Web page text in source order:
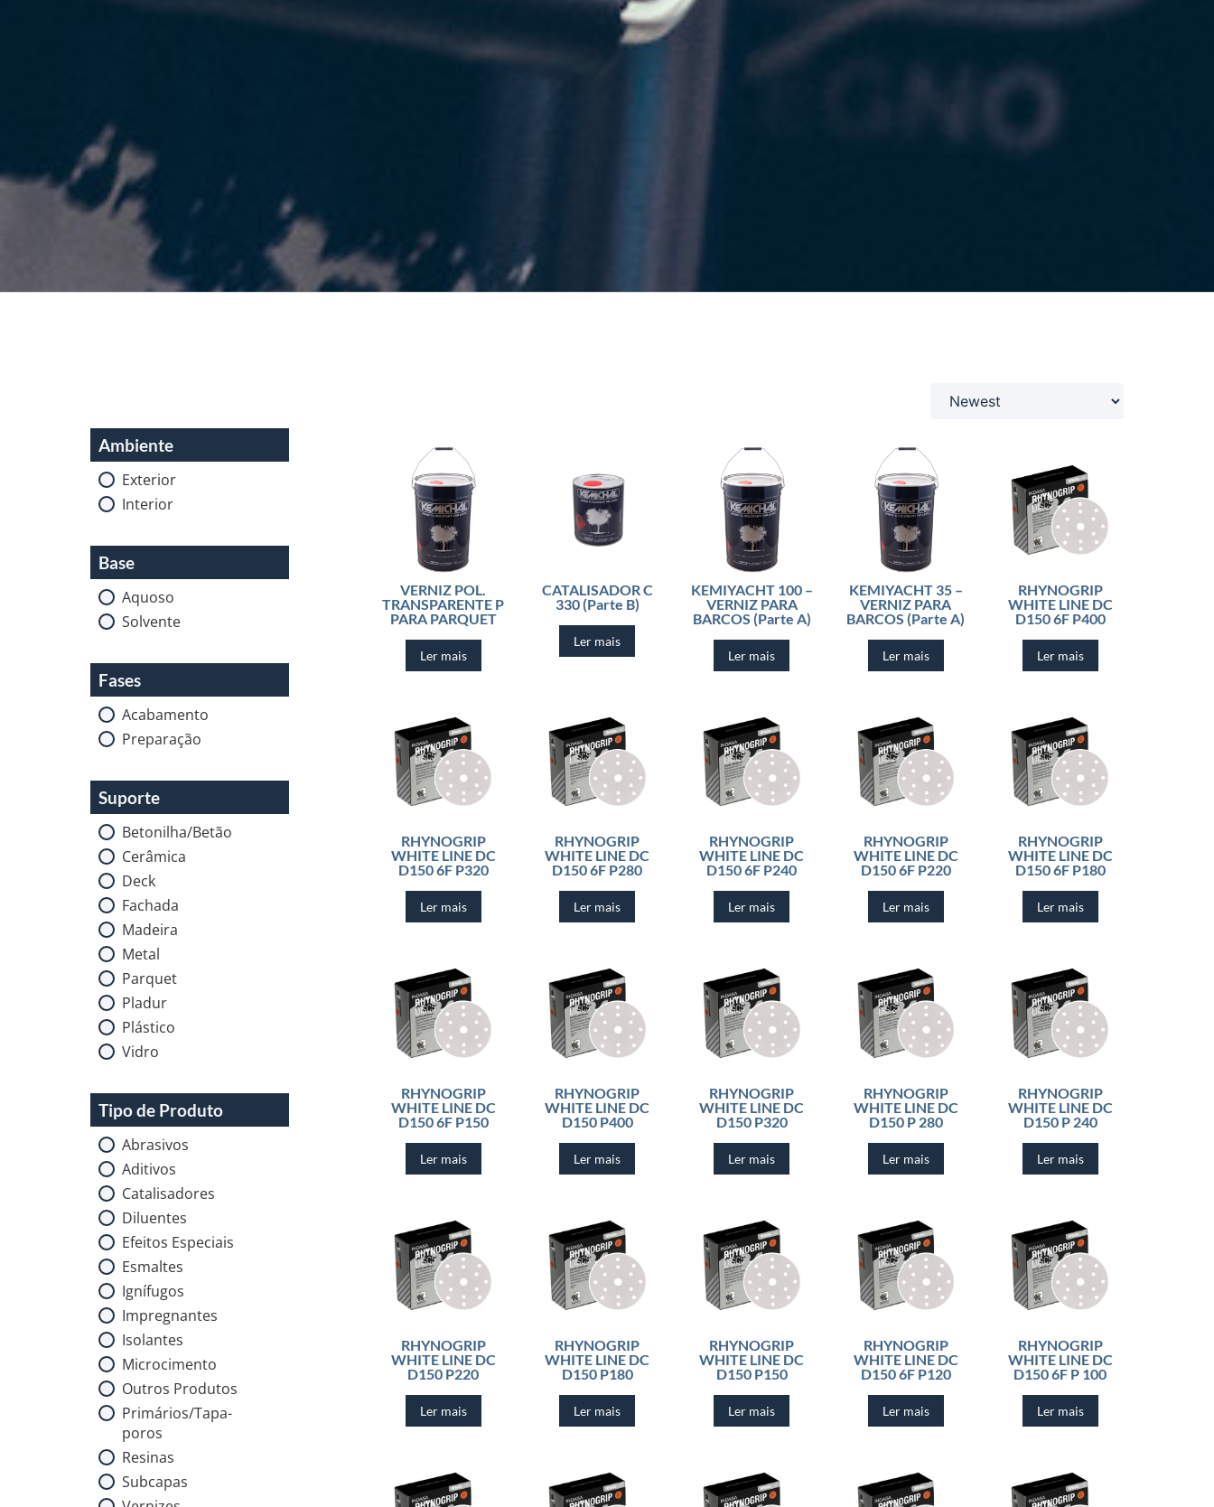
Ambiente
Exterior
Interior
Base
Aquoso
Solvente
Fases
Acabamento
Preparação
Suporte
Betonilha/Betão
Cerâmica
Deck
Fachada
Madeira
Metal
Parquet
Pladur
Plástico
Vidro
Tipo de Produto
Abrasivos
Aditivos
Catalisadores
Diluentes
Efeitos Especiais
Esmaltes
Ignífugos
Impregnantes
Isolantes
Microcimento
Outros Produtos
Primários/Tapa-
poros
Resinas
Subcapas
VERNIZ POL.
TRANSPARENTE P
PARA PARQUET
Ler mais
CATALISADOR C
330 (Parte B)
Ler mais
KEMIYACHT 100 –
VERNIZ PARA
BARCOS (Parte A)
Ler mais
KEMIYACHT 35 –
VERNIZ PARA
BARCOS (Parte A)
Ler mais
RHYNOGRIP
WHITE LINE DC
D150 6F P400
Ler mais
RHYNOGRIP
WHITE LINE DC
D150 6F P320
Ler mais
RHYNOGRIP
WHITE LINE DC
D150 6F P280
Ler mais
RHYNOGRIP
WHITE LINE DC
D150 6F P240
Ler mais
RHYNOGRIP
WHITE LINE DC
D150 6F P220
Ler mais
RHYNOGRIP
WHITE LINE DC
D150 6F P180
Ler mais
RHYNOGRIP
WHITE LINE DC
D150 6F P150
Ler mais
RHYNOGRIP
WHITE LINE DC
D150 P400
Ler mais
RHYNOGRIP
WHITE LINE DC
D150 P320
Ler mais
RHYNOGRIP
WHITE LINE DC
D150 P 280
Ler mais
RHYNOGRIP
WHITE LINE DC
D150 P 240
Ler mais
RHYNOGRIP
WHITE LINE DC
D150 P220
Ler mais
RHYNOGRIP
WHITE LINE DC
D150 P180
Ler mais
RHYNOGRIP
WHITE LINE DC
D150 P150
Ler mais
RHYNOGRIP
WHITE LINE DC
D150 6F P120
Ler mais
RHYNOGRIP
WHITE LINE DC
D150 6F P 100
Ler mais